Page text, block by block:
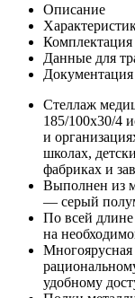
Описание
Комплектация
Данные для
Документация
Стеллаж
185/100х30/4
и
школах,
фабриках и
Выполнен из
— серый
По всей
на
Многоярусная
удобному